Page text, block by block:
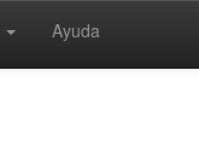
Ayuda